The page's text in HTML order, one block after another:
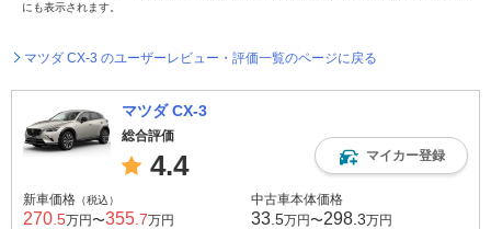
にも表示されます。
マツダ CX-3 のユーザーレビュー・評価一覧のページに戻る
マツダ CX-3
総合評価
4.4 マイカー登録
新車価格 （税込）
270 .5万円〜355 .7万円
中古車本体価格
33 .5万円〜298 .3万円